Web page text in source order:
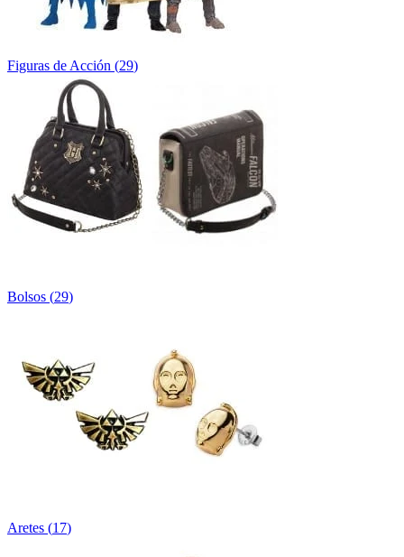
Figuras de Acción (29)
Bolsos (29)
Aretes (17)